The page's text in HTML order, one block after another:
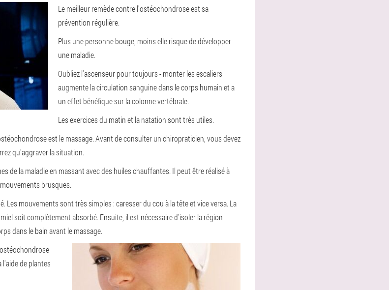
Le meilleur remède contre l'ostéochondrose est sa
prévention régulière.
Plus une personne bouge, moins elle risque de développer
une maladie.
Oubliez l'ascenseur pour toujours - monter les escaliers
augmente la circulation sanguine dans le corps humain et a
un effet bénéfique sur la colonne vertébrale.
Les exercices du matin et la natation sont très utiles.
est le massage. Avant de consulter un chiropraticien, vous devez
qu'aggraver la situation.
de la maladie en massant avec des huiles chauffantes. Il peut être réalisé à
brusques.
Les mouvements sont très simples : caresser du cou à la tête et vice versa. La
soit complètement absorbé. Ensuite, il est nécessaire d'isoler la région
dans le bain avant le massage.
l'aide de plantes